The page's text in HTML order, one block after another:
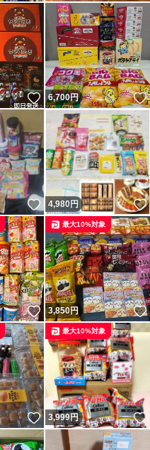
いいね！
6,700円
いいね！
4,980円
いいね！
3,850円
最大10%対象
いいね！
3,999円
最大10%対象